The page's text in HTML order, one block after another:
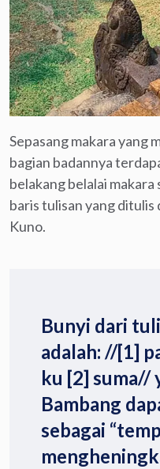
Sepasang makara yang
bagian badannya
belakang belalai
baris tulisan yang ditulis
Kuno.
Bunyi dari
adalah: //[1]
ku [2] suma//
Bambang
sebagai